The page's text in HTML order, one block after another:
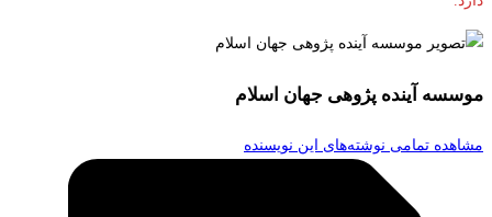
موسسه آینده پژوهی جهان اسلام
مشاهده تمامی نوشته‌های این نویسنده